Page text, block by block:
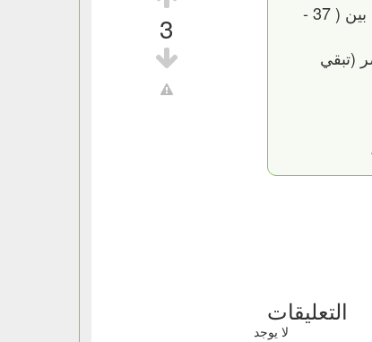
3
بيقال انة من السهل صناعة جبنة بيضا في المنزل بعد غلية اللبن الحليب يترك حتي يبرد ويصل لدرجة حرارة فاترة بين ( 37 -
(تبقي
التعليقات
لا يوجد